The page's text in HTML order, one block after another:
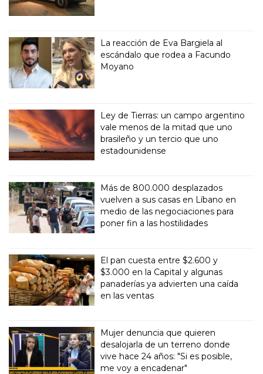
La reacción de Eva Bargiela al
escándalo que rodea a Facundo
Moyano
Ley de Tierras: un campo argentino
vale menos de la mitad que uno
brasileño y un tercio que uno
estadounidense
Más de 800.000 desplazados
vuelven a sus casas en Líbano en
medio de las negociaciones para
poner fin a las hostilidades
El pan cuesta entre $2.600 y
$3.000 en la Capital y algunas
panaderías ya advierten una caída
en las ventas
Mujer denuncia que quieren
desalojarla de un terreno donde
vive hace 24 años: "Si es posible,
me voy a encadenar"